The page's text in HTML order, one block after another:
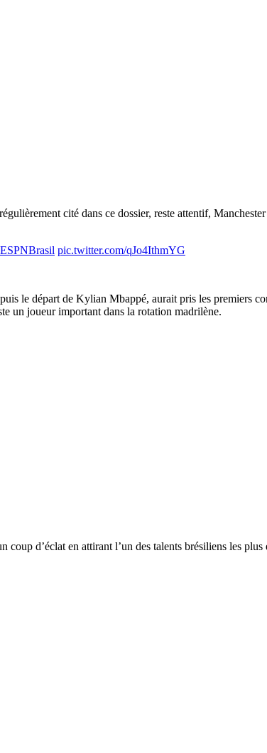
cité dans ce dossier, reste attentif,
pic.twitter.com/qJo4IthmYG
le départ de Kylian Mbappé, aurait pris les premiers
un joueur important dans la rotation madrilène.
d’éclat en attirant l’un des talents brésiliens les plus